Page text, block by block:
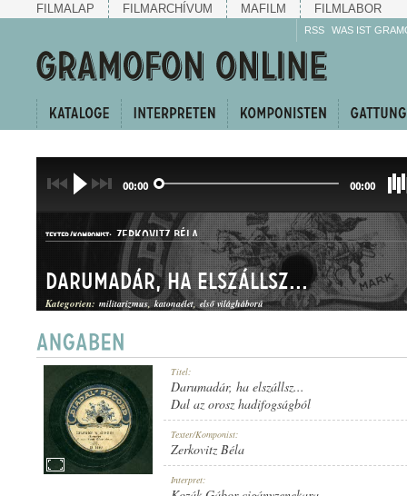
FILMALAP FILMARCHÍVUM MAFILM FILMLABOR
RSS WAS IST
00:00 00:00
TEXTER/KOMPONIST: ZERKOVITZ BÉLA
DAL
Darumadár, ha elszállsz...
Kategorien: militarizmus katonaélet első világháború
Titel:
Darumadár, ha elszállsz...
Dal az orosz hadifogságból
Texter/Komponist:
Zerkovitz Béla
Interpret: